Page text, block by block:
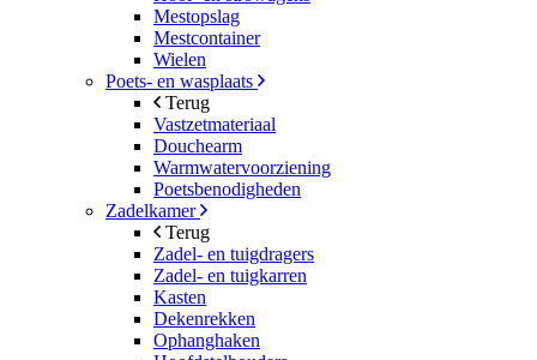
Mestopslag
Mestcontainer
Wielen
Poets- en wasplaats
Terug
Vastzetmateriaal
Douchearm
Warmwatervoorziening
Poetsbenodigheden
Zadelkamer
Terug
Zadel- en tuigdragers
Zadel- en tuigkarren
Kasten
Dekenrekken
Ophanghaken